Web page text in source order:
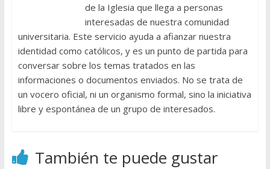
de la Iglesia que llega a personas
interesadas de nuestra comunidad
universitaria. Este servicio ayuda a afianzar nuestra
identidad como católicos, y es un punto de partida para
conversar sobre los temas tratados en las
informaciones o documentos enviados. No se trata de
un vocero oficial, ni un organismo formal, sino la iniciativa
libre y espontánea de un grupo de interesados.
También te puede gustar